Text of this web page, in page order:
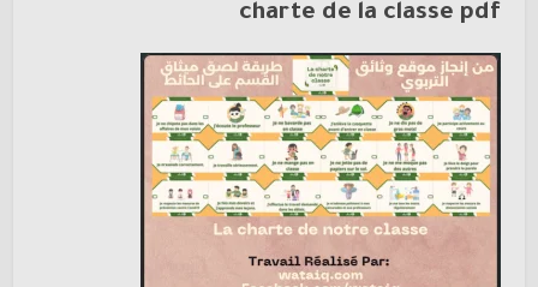
charte de la classe pdf